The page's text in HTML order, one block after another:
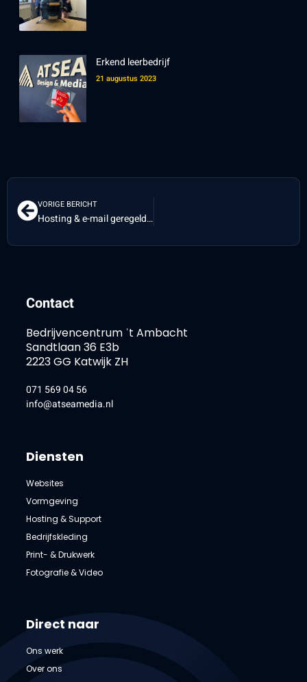
Erkend leerbedrijf
21 augustus 2023
VORIGE BERICHT
Hosting & e-mail geregeld via AtSea – snel, veilig en persoonlijk (ook in Katwijk)
Contact
Bedrijvencentrum ˈt Ambacht
Sandtlaan 36 E3b
2223 GG Katwijk ZH
071 569 04 56
info@atseamedia.nl
Diensten
Websites
Vormgeving
Hosting & Support
Bedrijfskleding
Print- & Drukwerk
Fotografie & Video
Direct naar
Ons werk
Over ons